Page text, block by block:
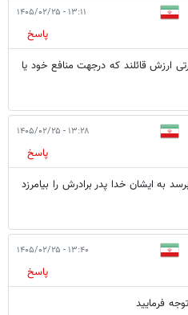
۱۳:۱۱ - ۱۴۰۵/۰۲/۲۵
پاسخ
ارزش قائلند که درجهت منافع خود یا
۱۳:۲۸ - ۱۴۰۵/۰۲/۲۵
پاسخ
به ایشان خدا پدر برادرش را بیامرزد
۱۳:۴۰ - ۱۴۰۵/۰۲/۲۵
پاسخ
فرمایید